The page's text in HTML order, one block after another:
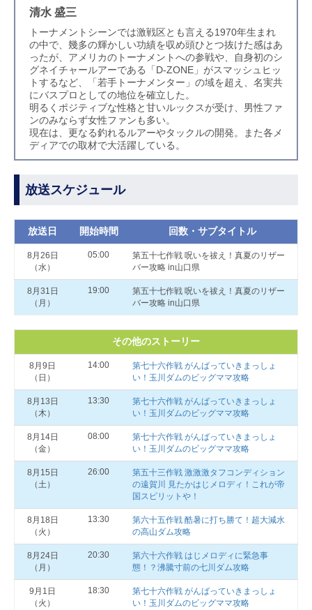
清水 盛三
トーナメントシーンでは激戦区とも言える1970年生まれ
の中で、幾多の輝かしい功績を収め頭ひとつ抜けた感はあ
ったが、アメリカのトーナメントへの参戦や、自身初のシ
グネイチャールアーである「D-ZONE」がスマッシュヒッ
トするなど、「若手トーナメンター」の域を超え、名実共
にバスプロとしての地位を確立した。
明るくポジティブな性格と甘いルックスが受け、男性ファ
ンのみならず女性ファンも多い。
現在は、更なる釣れるルアーやタックルの開発。また各メ
ディアでの取材で大活躍している。
放送スケジュール
放送日 開始時間 回数・サブタイトル
8月26日
（水）
05:00
第五十七作戦 呪いを祓え！真夏のリザー
バー攻略 in山口県
8月31日
（月）
19:00
第五十七作戦 呪いを祓え！真夏のリザー
バー攻略 in山口県
その他のストーリー
8月9日
（日）
14:00
第七十六作戦 がんばっていきまっしょ
い！玉川ダムのビッグママ攻略
8月13日
（木）
13:30
第七十六作戦 がんばっていきまっしょ
い！玉川ダムのビッグママ攻略
8月14日
（金）
08:00
第七十六作戦 がんばっていきまっしょ
い！玉川ダムのビッグママ攻略
8月15日
（土）
26:00
第五十三作戦 激激激タフコンディション
の遠賀川 見たかはじメロディ！これが帝
国スピリットや！
8月18日
（火）
13:30
第六十五作戦 酷暑に打ち勝て！超大減水
の高山ダム攻略
8月24日
（月）
20:30
第六十六作戦 はじメロディに緊急事
態！？沸騰寸前の七川ダム攻略
9月1日
（火）
18:30
第七十六作戦 がんばっていきまっしょ
い！玉川ダムのビッグママ攻略